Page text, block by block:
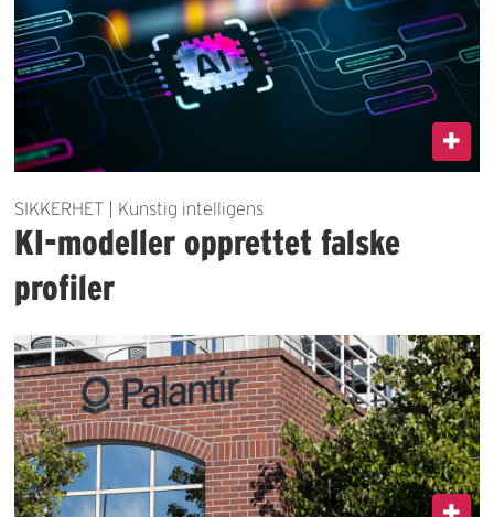
SIKKERHET | Kunstig intelligens
KI-modeller opprettet falske
profiler